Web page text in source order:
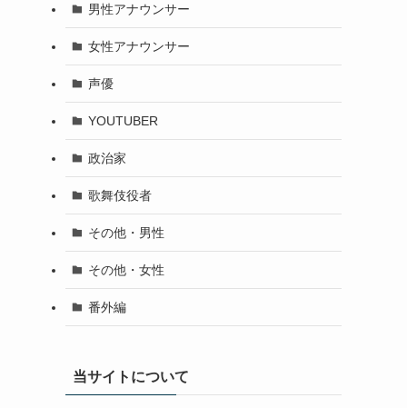
男性アナウンサー
女性アナウンサー
声優
YOUTUBER
政治家
歌舞伎役者
その他・男性
その他・女性
番外編
当サイトについて